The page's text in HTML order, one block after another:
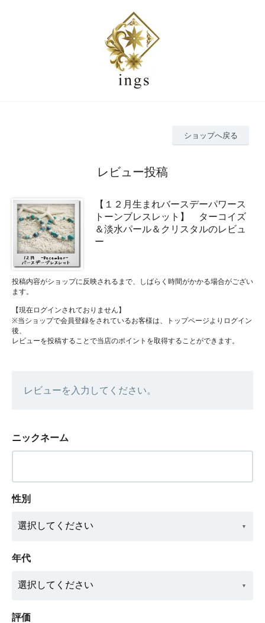
ショップへ戻る
レビュー投稿
【１２月生まれバースデーパワース
トーンブレスレット】 ターコイズ
＆淡水パール＆クリスタルのレビュ
ー
投稿内容がショップに反映されるまで、しばらく時間がかかる場合がござい
ます。
【現在ログインされておりません】
※当ショップで会員登録をされているお客様は、トップページよりログイン
後、
レビューを投稿することで当店のポイントを取得することができます。
レビューを入力してください。
ニックネーム
性別
年代
評価